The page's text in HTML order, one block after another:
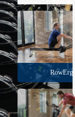
RowErg